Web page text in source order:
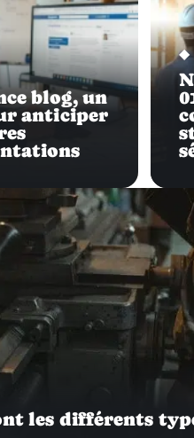
blog, un
anticiper
les différents